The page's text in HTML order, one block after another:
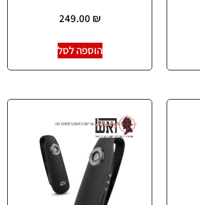
249.00 ₪
הוספה לסל